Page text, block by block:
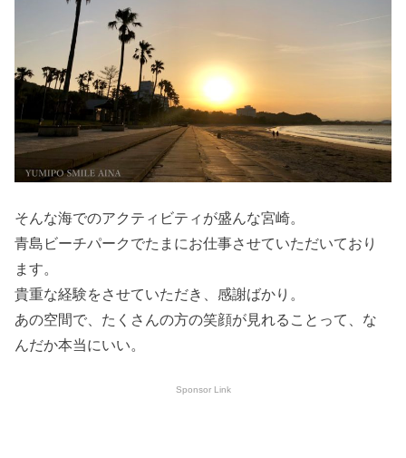
そんな海でのアクティビティが盛んな宮崎。
青島ビーチパークでたまにお仕事させていただいており
ます。
貴重な経験をさせていただき、感謝ばかり。
あの空間で、たくさんの方の笑顔が見れることって、な
んだか本当にいい。
Sponsor Link